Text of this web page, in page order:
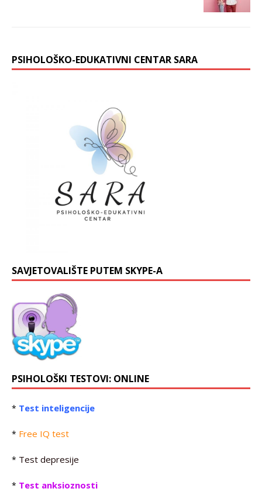
PSIHOLOŠKO-EDUKATIVNI CENTAR SARA
SAVJETOVALIŠTE PUTEM SKYPE-A
PSIHOLOŠKI TESTOVI: ONLINE
* Test inteligencije
* Free IQ test
* Test depresije
* Test anksioznosti